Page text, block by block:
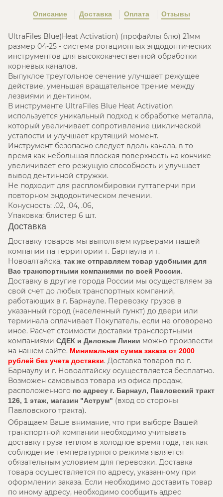
Описание Доставка Оплата Отзывы
UltraFiles Blue(Heat Activation) (профайлы блю) 21мм
размер 04-25 - система ротационных эндодонтических
инструментов для высококачественной обработки
корневых каналов.
Выпуклое треугольное сечение улучшает режущее
действие, уменьшая вращательное трение между
лезвиями и дентином.
В инструменте UltraFiles Blue Heat Activation
используется уникальный подход к обработке металла,
который увеличивает сопротивление циклической
усталости и улучшает крутящий момент.
Инструмент безопасно следует вдоль канала, в то
время как небольшая плоская поверхность на кончике
увеличивает его режущую способность и улучшает
вывод дентинной стружки.
Не подходит для распломбировки гуттаперчи при
повторном эндодонтическом лечении.
Конусность: .02, .04, .06,
Упаковка: блистер 6 шт.
Доставка
Доставку товаров мы выполняем курьерами нашей
компании на территории г. Барнаула и г.
Новоалтайска, так же отправляем товар удобными для
Вас транспортными компаниями по всей России.
Доставку в другие города России мы осуществляем за
свой счет до любых транспортных компаний,
работающих в г. Барнауле. Перевозку грузов в
указанный город (населенный пункт) до двери или
терминала оплачивает Покупатель, если не оговорено
иное. Расчет стоимости доставки транспортными
компаниями СДЕК и Деловые Линии можно произвести
на нашем сайте. Минимальная сумма заказа от 2000
рублей без учета доставки. Доставка товаров по г.
Барнаулу и г. Новоалтайску осуществляется бесплатно.
Возможен самовывоз товара из офиса продаж,
расположенного по адресу г. Барнаул, Павловский тракт
126, 1 этаж, магазин "Аструм" (вход со стороны
Павловского тракта).
Обращаем Ваше внимание, что при выборе Вашей
транспортной компании необходимо учитывать
доставку груза теплом в холодное время года, так как
соблюдение температурного режима является
обязательным условием для перевозки. Доставка
товара осуществляется по адресу, указанному при
оформлении заказа. Если необходимо доставить товар
по иному адресу, необходимо сообщить адрес